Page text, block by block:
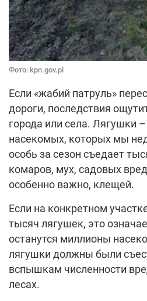
Фото: kpn.gov.pl
Если «жабий патруль»
дороги, последствия
города или села. Лягушки
насекомых, которых мы
особь за сезон съедает
комаров, мух, садовых
особенно важно, клещей.
Если на конкретном
тысяч лягушек, это
останутся миллионы
лягушки должны были
вспышкам численности
лесах.